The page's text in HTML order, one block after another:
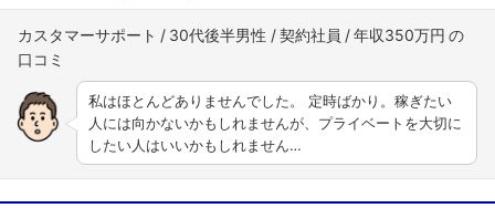
カスタマーサポート 30代後半男性 契約社員 年収350万円
私はほとんどありませんでした。 定時ばかり。稼ぎたい
人には向かないかもしれませんが、プライベートを大切に
したい人はいいかもしれません…